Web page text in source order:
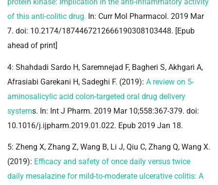
of this anti-colitic drug. In: Curr Mol Pharmacol. 2019 Mar
7. doi: 10.2174/1874467212666190308103448. [Epub
ahead of print]
4: Shahdadi Sardo H, Saremnejad F, Bagheri S, Akhgari A,
Afrasiabi Garekani H, Sadeghi F. (2019): A review on 5-
aminosalicylic acid colon-targeted oral drug delivery
systems. In: Int J Pharm. 2019 Mar 10;558:367-379. doi:
10.1016/j.ijpharm.2019.01.022. Epub 2019 Jan 18.
5: Zheng X, Zhang Z, Wang B, Li J, Qiu C, Zhang Q, Wang X.
(2019): Efficacy and safety of once daily versus twice
daily mesalazine for mild-to-moderate ulcerative colitis: A